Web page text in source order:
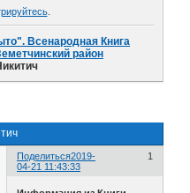
.
Всенародная Книга
район
Поделиться 1
2019-
04-21 11:43:33